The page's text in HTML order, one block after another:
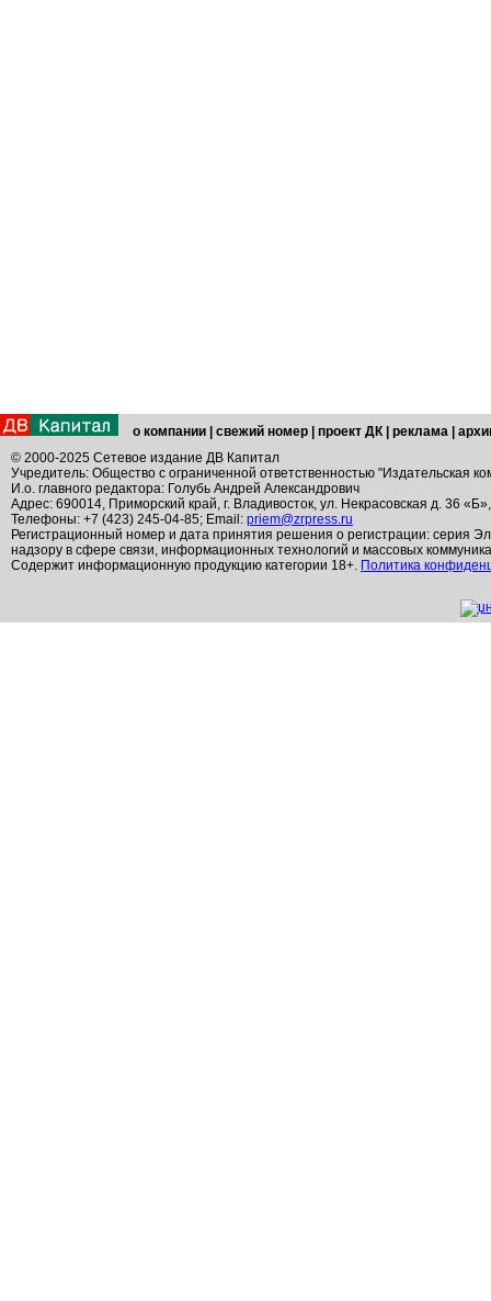
о компании свежий номер проект ДК реклама
© 2000-2025 Сетевое издание ДВ Капитал
Учредитель: Общество с ограниченной ответственностью "Издательская
И.о. главного редактора: Голубь Андрей Александрович
Адрес: 690014, Приморский край, г. Владивосток, ул. Некрасовская д. 36
Телефоны: +7 (423) 245-04-85; Email: priem@zrpress.ru
Регистрационный номер и дата принятия решения о регистрации: серия
надзору в сфере связи, информационных технологий и массовых
Содержит информационную продукцию категории 18+. Политика